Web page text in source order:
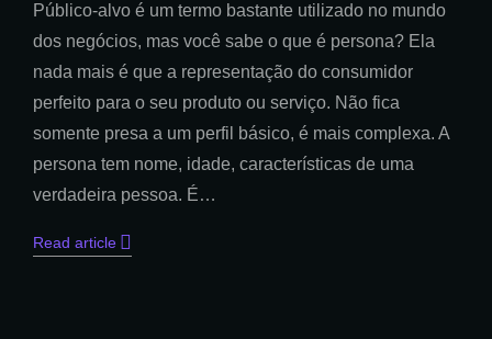
Público-alvo é um termo bastante utilizado no mundo
dos negócios, mas você sabe o que é persona? Ela
nada mais é que a representação do consumidor
perfeito para o seu produto ou serviço. Não fica
somente presa a um perfil básico, é mais complexa. A
persona tem nome, idade, características de uma
verdadeira pessoa. É…
Read article